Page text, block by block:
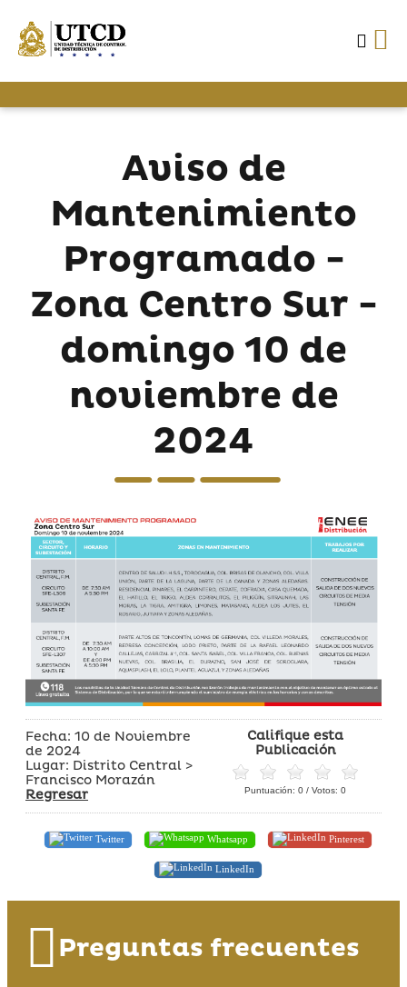
Aviso de
Mantenimiento
Programado -
Zona Centro Sur -
domingo 10 de
noviembre de
2024
Fecha: 10 de Noviembre
de 2024
Lugar: Distrito Central >
Francisco Morazán
Regresar
Califique esta
Publicación
Puntuación: 0 / Votos: 0
Twitter Whatsapp Pinterest
LinkedIn
Preguntas frecuentes